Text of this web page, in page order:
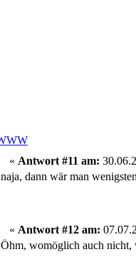
« Antwort #11 am:
naja, dann wär man
« Antwort #12 am:
Öhm, womöglich auch nicht,